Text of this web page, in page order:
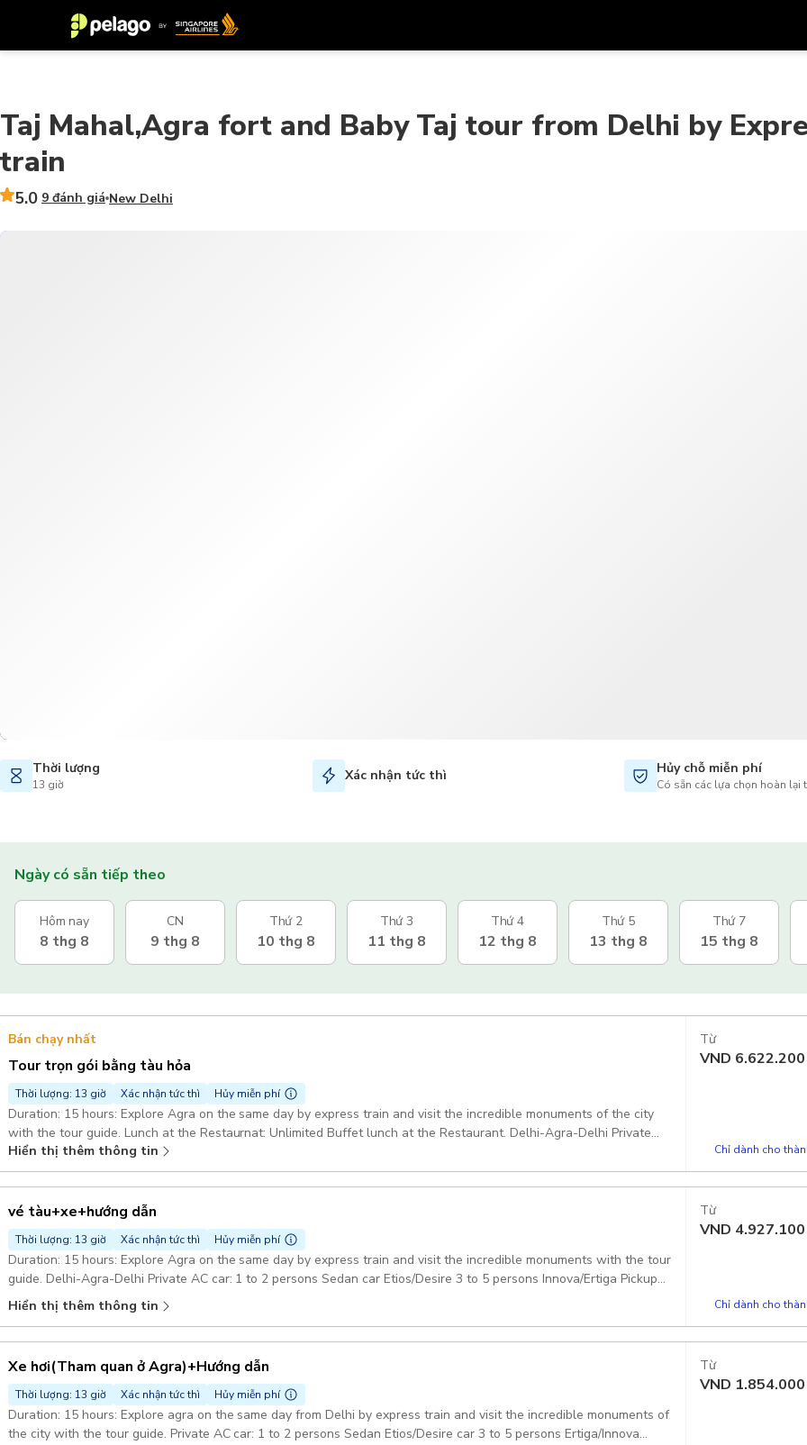
SGD
Đô La Singapore
한국어
Taj Mahal,Agra fort and Baby Taj tour from Delhi by
train
5.0 9 đánh giá New Delhi
Thời lượng
13 giờ
Xác nhận tức thì Hủy chỗ miễn phí
Có sẵn các lựa chọn hoàn lại
Ngày có sẵn tiếp theo
Hôm nay
8 thg 8
CN
9 thg 8
Thứ 2
10 thg 8
Thứ 3
11 thg 8
Thứ 4
12 thg 8
Thứ 5
13 thg 8
Thứ 7
15 thg 8
Bán chạy nhất
Tour trọn gói bằng tàu hỏa
Thời lượng: 13 giờ Xác nhận tức thì Hủy miễn phí
Duration: 15 hours: Explore Agra on the same day by express train and visit the incredible monuments of the city
with the tour guide. Lunch at the Restaurnat: Unlimited Buffet lunch at the Restaurant. Delhi-Agra-Delhi Private
AC car: 1 to 2 persons sedan Etios/Desire 3 to 5 persons Innova/Ertiga Pickup included
Hiển thị thêm thông tin
Từ
VND 6.622.200
Chỉ dành cho
vé tàu+xe+hướng dẫn
Thời lượng: 13 giờ Xác nhận tức thì Hủy miễn phí
Duration: 15 hours: Explore Agra on the same day by express train and visit the incredible monuments with the tour
guide. Delhi-Agra-Delhi Private AC car: 1 to 2 persons Sedan car Etios/Desire 3 to 5 persons Innova/Ertiga Pickup
included
Hiển thị thêm thông tin
Từ
VND 4.927.100
Chỉ dành cho
Xe hơi(Tham quan ở Agra)+Hướng dẫn
Thời lượng: 13 giờ Xác nhận tức thì Hủy miễn phí
Duration: 15 hours: Explore agra on the same day from Delhi by express train and visit the incredible monuments of
the city with the tour guide. Private AC car: 1 to 2 persons Sedan Etios/Desire car 3 to 5 persons Ertiga/Innova
Từ
VND 1.854.000